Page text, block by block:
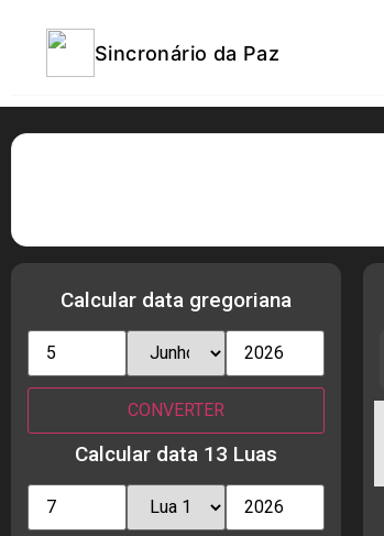
Sincronário da Paz
Calcular data gregoriana
Calcular data 13 Luas